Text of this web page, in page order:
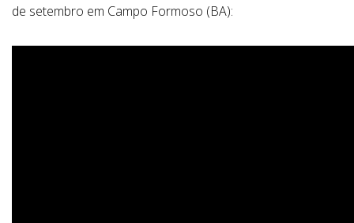
de setembro em Campo Formoso (BA):